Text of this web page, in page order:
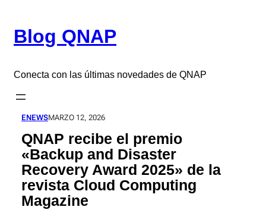
contenido
Blog QNAP
Conecta con las últimas novedades de QNAP
ENEWSMARZO 12, 2026
QNAP recibe el premio
«Backup and Disaster
Recovery Award 2025» de la
revista Cloud Computing
Magazine